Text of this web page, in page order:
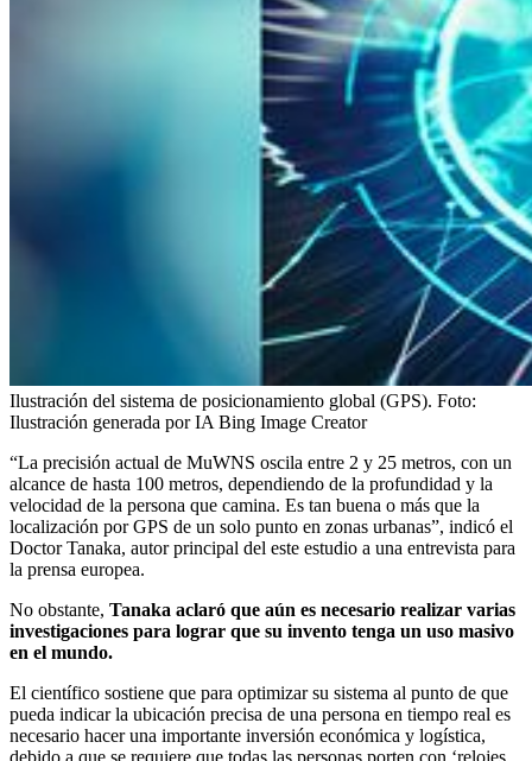
Ilustración del sistema de posicionamiento global (GPS). Foto:
Ilustración generada por IA Bing Image Creator
“La precisión actual de MuWNS oscila entre 2 y 25 metros, con un
alcance de hasta 100 metros, dependiendo de la profundidad y la
velocidad de la persona que camina. Es tan buena o más que la
localización por GPS de un solo punto en zonas urbanas”, indicó el
Doctor Tanaka, autor principal del este estudio a una entrevista para
la prensa europea.
No obstante, Tanaka aclaró que aún es necesario realizar varias
investigaciones para lograr que su invento tenga un uso masivo
en el mundo.
El científico sostiene que para optimizar su sistema al punto de que
pueda indicar la ubicación precisa de una persona en tiempo real es
necesario hacer una importante inversión económica y logística,
debido a que se requiere que todas las personas porten con ‘relojes